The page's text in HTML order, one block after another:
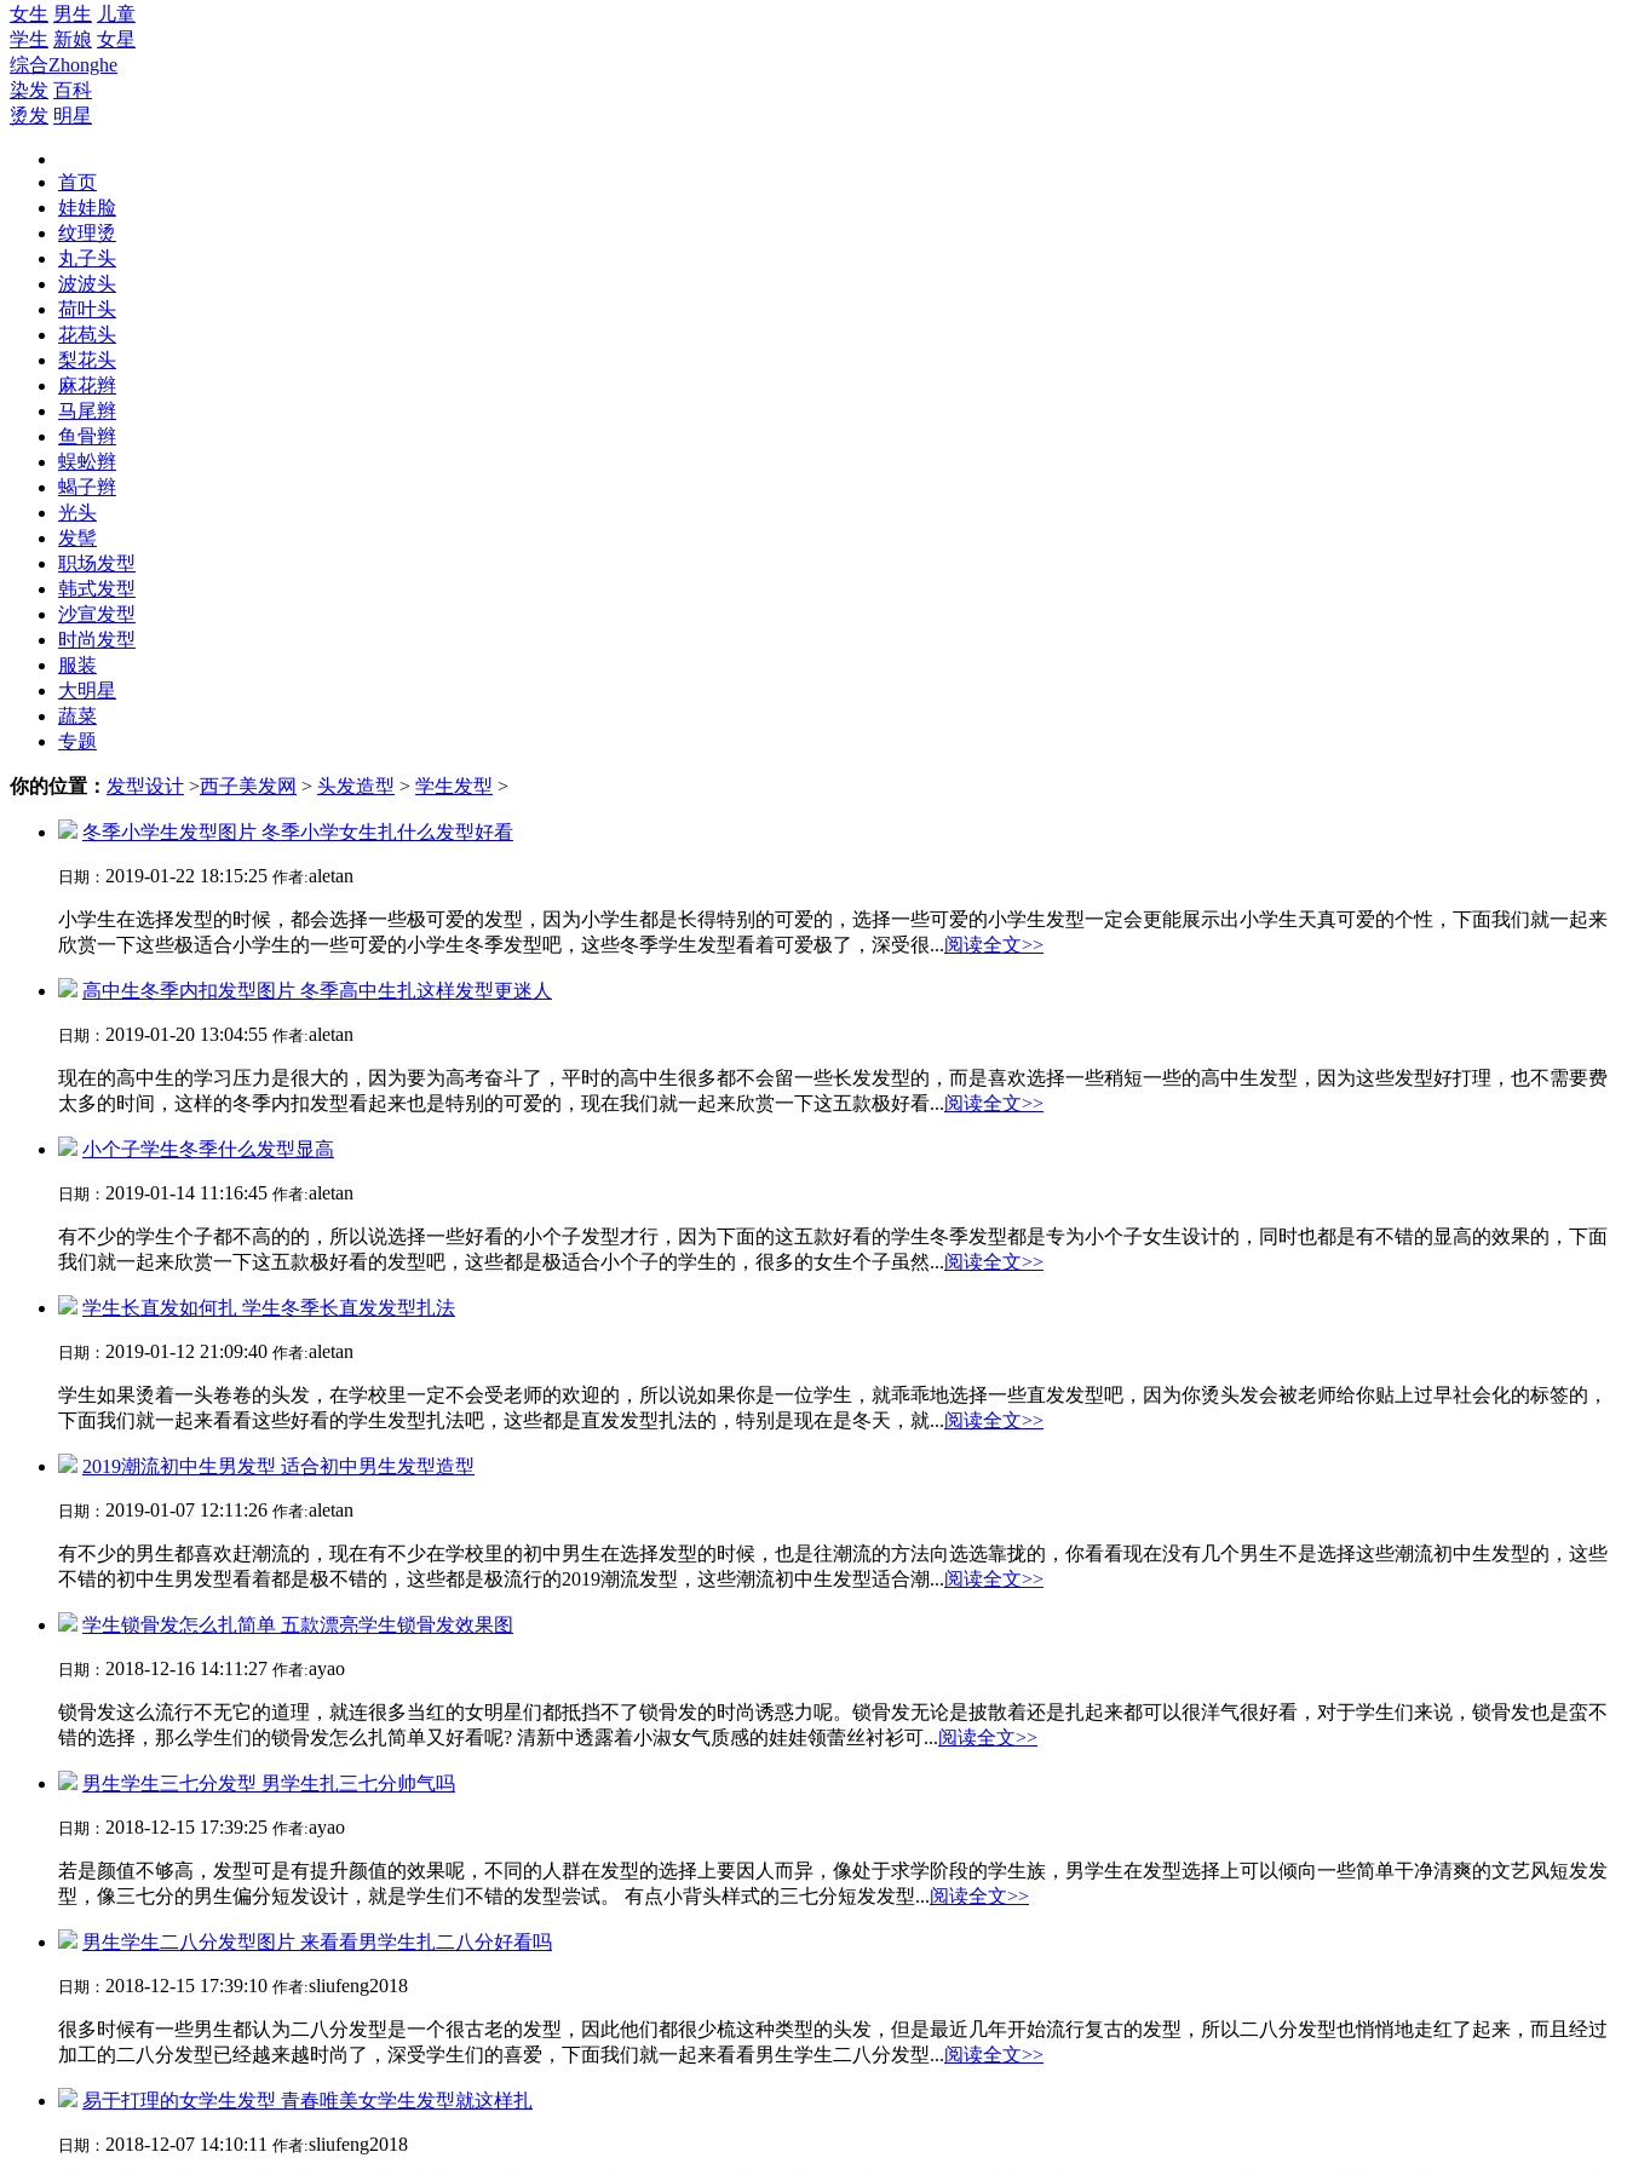
女生 男生 儿童
学生 新娘 女星
综合Zhonghe
染发 百科
烫发 明星
首页
娃娃脸
纹理烫
丸子头
波波头
荷叶头
花苞头
梨花头
麻花辫
马尾辫
鱼骨辫
蜈蚣辫
蝎子辫
光头
发髻
职场发型
韩式发型
沙宣发型
时尚发型
服装
大明星
蔬菜
专题
你的位置： 发型设计 >西子美发网 > 头发造型 > 学生发型 >
冬季小学生发型图片 冬季小学女生扎什么发型好看
日期： 2019-01-22 18:15:25 作者:aletan
小学生在选择发型的时候，都会选择一些极可爱的发型，因为小学生都是长得特别的可爱的，选择一些可爱的小学生发型一定会更能展示出小学生天真可爱的个性，下面我们就一起来
欣赏一下这些极适合小学生的一些可爱的小学生冬季发型吧，这些冬季学生发型看着可爱极了，深受很...阅读全文>>
高中生冬季内扣发型图片 冬季高中生扎这样发型更迷人
日期： 2019-01-20 13:04:55 作者:aletan
现在的高中生的学习压力是很大的，因为要为高考奋斗了，平时的高中生很多都不会留一些长发发型的，而是喜欢选择一些稍短一些的高中生发型，因为这些发型好打理，也不需要费
太多的时间，这样的冬季内扣发型看起来也是特别的可爱的，现在我们就一起来欣赏一下这五款极好看...阅读全文>>
小个子学生冬季什么发型显高
日期： 2019-01-14 11:16:45 作者:aletan
有不少的学生个子都不高的的，所以说选择一些好看的小个子发型才行，因为下面的这五款好看的学生冬季发型都是专为小个子女生设计的，同时也都是有不错的显高的效果的，下面
我们就一起来欣赏一下这五款极好看的发型吧，这些都是极适合小个子的学生的，很多的女生个子虽然...阅读全文>>
学生长直发如何扎 学生冬季长直发发型扎法
日期： 2019-01-12 21:09:40 作者:aletan
学生如果烫着一头卷卷的头发，在学校里一定不会受老师的欢迎的，所以说如果你是一位学生，就乖乖地选择一些直发发型吧，因为你烫头发会被老师给你贴上过早社会化的标签的，
下面我们就一起来看看这些好看的学生发型扎法吧，这些都是直发发型扎法的，特别是现在是冬天，就...阅读全文>>
2019潮流初中生男发型 适合初中男生发型造型
日期： 2019-01-07 12:11:26 作者:aletan
有不少的男生都喜欢赶潮流的，现在有不少在学校里的初中男生在选择发型的时候，也是往潮流的方法向选选靠拢的，你看看现在没有几个男生不是选择这些潮流初中生发型的，这些
不错的初中生男发型看着都是极不错的，这些都是极流行的2019潮流发型，这些潮流初中生发型适合潮...阅读全文>>
学生锁骨发怎么扎简单 五款漂亮学生锁骨发效果图
日期： 2018-12-16 14:11:27 作者:ayao
锁骨发这么流行不无它的道理，就连很多当红的女明星们都抵挡不了锁骨发的时尚诱惑力呢。锁骨发无论是披散着还是扎起来都可以很洋气很好看，对于学生们来说，锁骨发也是蛮不
错的选择，那么学生们的锁骨发怎么扎简单又好看呢? 清新中透露着小淑女气质感的娃娃领蕾丝衬衫可...阅读全文>>
男生学生三七分发型 男学生扎三七分帅气吗
日期： 2018-12-15 17:39:25 作者:ayao
若是颜值不够高，发型可是有提升颜值的效果呢，不同的人群在发型的选择上要因人而异，像处于求学阶段的学生族，男学生在发型选择上可以倾向一些简单干净清爽的文艺风短发发
型，像三七分的男生偏分短发设计，就是学生们不错的发型尝试。 有点小背头样式的三七分短发发型...阅读全文>>
男生学生二八分发型图片 来看看男学生扎二八分好看吗
日期： 2018-12-15 17:39:10 作者:sliufeng2018
很多时候有一些男生都认为二八分发型是一个很古老的发型，因此他们都很少梳这种类型的头发，但是最近几年开始流行复古的发型，所以二八分发型也悄悄地走红了起来，而且经过
加工的二八分发型已经越来越时尚了，深受学生们的喜爱，下面我们就一起来看看男生学生二八分发型...阅读全文>>
易于打理的女学生发型 青春唯美女学生发型就这样扎
日期： 2018-12-07 14:10:11 作者:sliufeng2018